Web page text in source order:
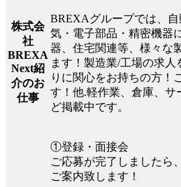
株式会
社
BREXA
Next紹
介のお
仕事
BREXAグループでは、
気・電子部品・精密機器
器、住宅関連等、様々な
ます！製造業/工場の求人
りに関心をお持ちの方！
す！他.軽作業、倉庫、サ
ど掲載中です。
①登録・面接会
ご応募が完了しましたら
ご案内致します！